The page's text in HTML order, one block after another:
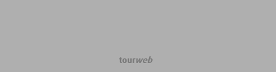
TourWeb